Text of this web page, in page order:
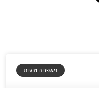
משפחה וזוגיות